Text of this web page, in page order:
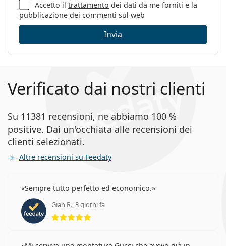
Accetto iltrattamento dei dati da me forniti e la
pubblicazione dei commenti sul web
Invia
Verificato dai nostri clienti
Su 11381 recensioni, ne abbiamo 100 %
positive. Dai un'occhiata alle recensioni dei
clienti selezionati.
Altre recensioni su Feedaty
Sempre tutto perfetto ed economico.
Gian R., 3 giorni fa